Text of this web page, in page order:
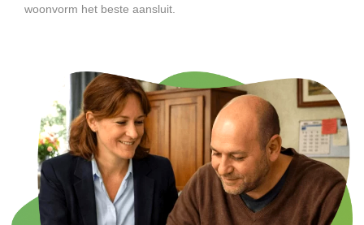
woonvorm het beste aansluit.